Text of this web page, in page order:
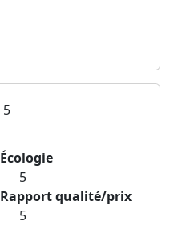
5
Écologie
5
Rapport qualité/prix
5